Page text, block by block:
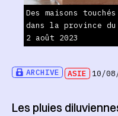
ARCHIVE ASIE 10/
Des maisons
dans la province
2 août 2023
Les pluies